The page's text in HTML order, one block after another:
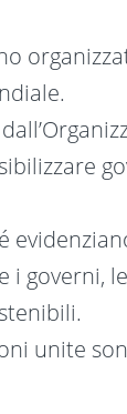
i governi,
unite